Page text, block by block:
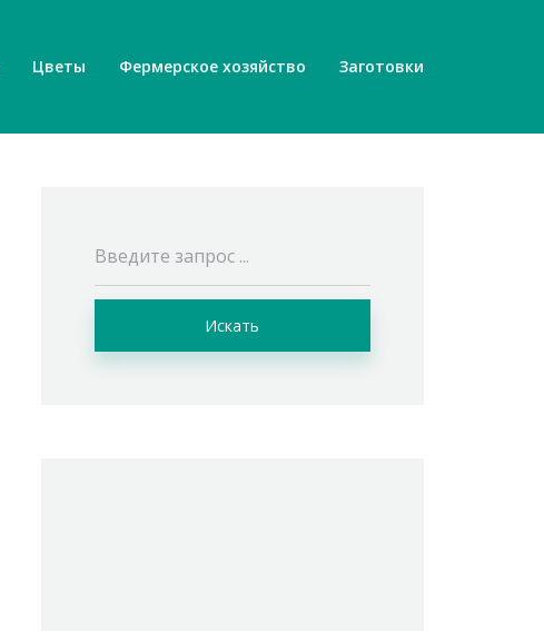
Цветы Фермерское хозяйство Заготовки
Искать